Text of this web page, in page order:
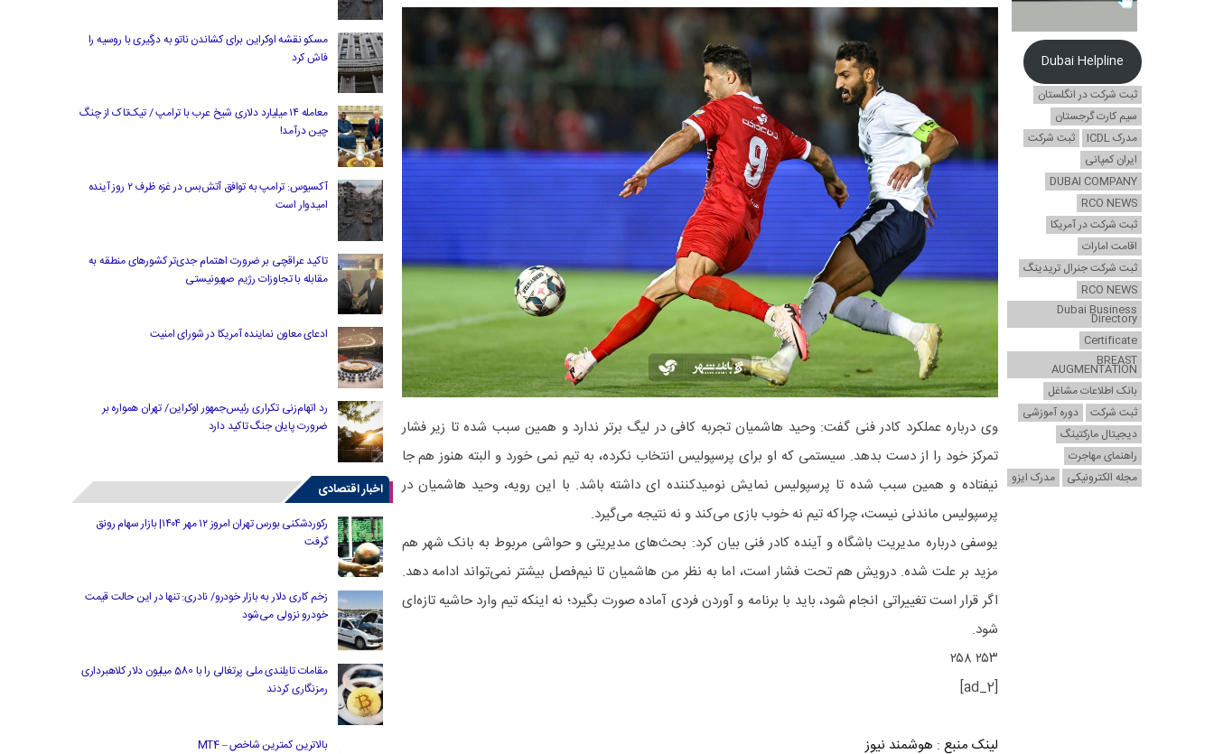
وی درباره عملکرد کادر فنی گفت: وحید هاشمیان تجربه کافی در لیگ برتر ندارد و همین سبب شده تا زیر فشار
تمرکز خود را از دست بدهد. سیستمی که او برای پرسپولیس انتخاب نکرده، به تیم نمی خورد و البته هنوز هم جا
نیفتاده و همین سبب شده تا پرسپولیس نمایش نومیدکننده ای داشته باشد. با این رویه، وحید هاشمیان در
پرسپولیس ماندنی نیست، چراکه تیم نه خوب بازی می‌کند و نه نتیجه می‌گیرد.
یوسفی درباره مدیریت باشگاه و آینده کادر فنی بیان کرد: بحث‌های مدیریتی و حواشی مربوط به بانک شهر هم
مزید بر علت شده. درویش هم تحت فشار است، اما به نظر من هاشمیان تا نیم‌فصل بیشتر نمی‌تواند ادامه دهد.
اگر قرار است تغییراتی انجام شود، باید با برنامه و آوردن فردی آماده صورت بگیرد؛ نه اینکه تیم وارد حاشیه تازه‌ای
شود.
۲۵۳ ۲۵۸
[ad_2]
لینک منبع : هوشمند نیوز
Dubai Helpline
ثبت شرکت در انگلستان
سیم کارت گرجستان
مدرک ICDL
ثبت شرکت
ایران کمپانی
DUBAI COMPANY
RCO NEWS
ثبت شرکت در آمریکا
اقامت امارات
ثبت شرکت جنرال تریدینگ
RCO NEWS
Dubai Business
Directory
Certificate
BREAST
AUGMENTATION
بانک اطلاعات مشاغل
ثبت شرکت
دوره آموزشی
دیجیتال مارکتینگ
راهنمای مهاجرت
مجله الکترونیکی
مدرک ایزو
مسکو نقشه اوکراین برای کشاندن ناتو به درگیری با روسیه را
فاش کرد
معامله ۱۴ میلیارد دلاری شیخ عرب با ترامپ / تیک‌تاک از چنگ
چین درآمد!
آکسیوس: ترامپ به توافق آتش‌بس در غزه ظرف ۲ روز آینده
امیدوار است
تاکید عراقچی بر ضرورت اهتمام جدی‌تر کشورهای منطقه به
مقابله با تجاوزات رژیم صهیونیستی
ادعای معاون نماینده آمریکا در شورای امنیت
رد اتهام‌زنی تکراری رئیس‌جمهور اوکراین/ تهران همواره بر
ضرورت پایان جنگ تاکید دارد
اخبار اقتصادی
رکوردشکنی بورس تهران امروز ۱۲ مهر ۱۴۰۴| بازار سهام رونق
گرفت
زخم کاری دلار به بازار خودرو/ نادری: تنها در این حالت قیمت
خودرو نزولی می‌شود
مقامات تایلندی ملی پرتغالی را با 580 میلیون دلار کلاهبرداری
رمزنگاری کردند
بالاترین کمترین شاخص MT4 –